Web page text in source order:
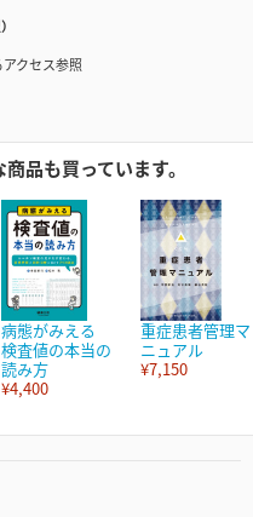
クセス参照
品も買っています。
病態がみえる
検査値の本当の
読み方
¥4,400
重症患者管理マ
ニュアル
¥7,150